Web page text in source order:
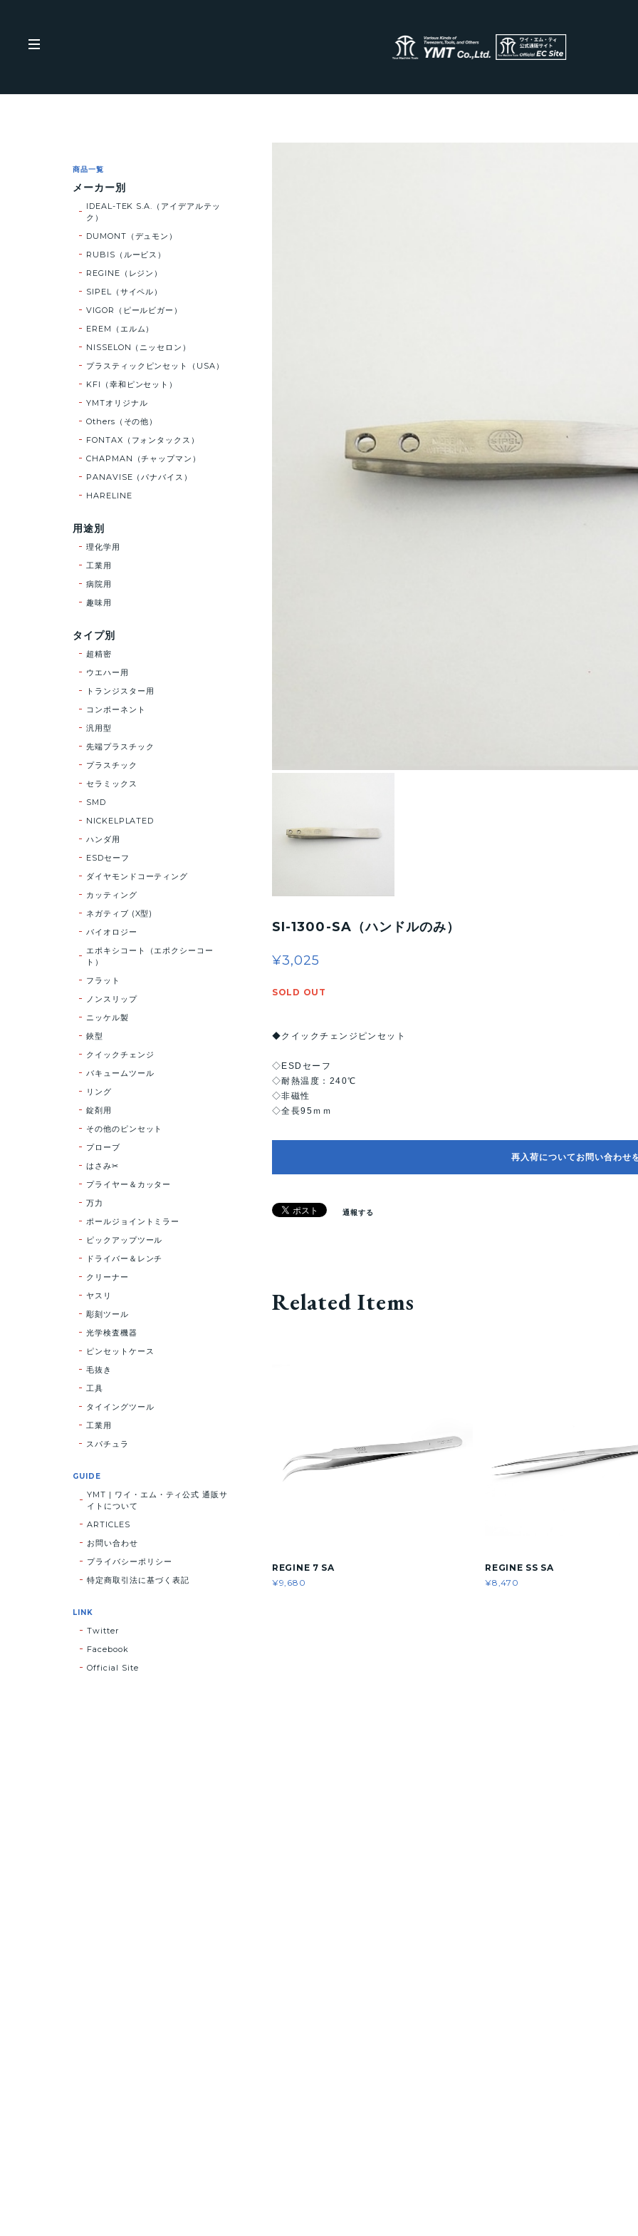
SI-1300-SA（ハンドルのみ）
¥3,025
SOLD OUT
◆クイックチェンジピンセット
◇ESDセーフ
◇耐熱温度：240℃
◇非磁性
◇全長95ｍｍ
再入荷についてお問い合わせ
通報する
Related Items
REGINE 7 SA
¥9,680
REGINE SS SA
¥8,470
商品一覧
メーカー別
IDEAL-TEK S.A.（アイデアルテッ
ク）
DUMONT（デュモン）
RUBIS（ルービス）
REGINE（レジン）
SIPEL（サイペル）
VIGOR（ピールビガー）
EREM（エルム）
NISSELON（ニッセロン）
プラスティックピンセット（USA）
KFI（幸和ピンセット）
YMTオリジナル
Others（その他）
FONTAX（フォンタックス）
CHAPMAN（チャップマン）
PANAVISE（パナバイス）
HARELINE
用途別
理化学用
工業用
病院用
趣味用
タイプ別
超精密
ウエハー用
トランジスター用
コンポーネント
汎用型
先端プラスチック
プラスチック
セラミックス
SMD
NICKELPLATED
ハンダ用
ESDセーフ
ダイヤモンドコーティング
カッティング
ネガティブ (X型)
バイオロジー
エポキシコート（エポクシーコー
ト）
フラット
ノンスリップ
ニッケル製
鋏型
クイックチェンジ
バキュームツール
リング
錠剤用
その他のピンセット
プローブ
はさみ✂
プライヤー＆カッター
万力
ポールジョイントミラー
ピックアップツール
ドライバー＆レンチ
クリーナー
ヤスリ
彫刻ツール
光学検査機器
ピンセットケース
毛抜き
工具
タイイングツール
工業用
スパチュラ
GUIDE
YMT | ワイ・エム・ティ公式 通販サ
イトについて
ARTICLES
お問い合わせ
プライバシーポリシー
特定商取引法に基づく表記
LINK
Twitter
Facebook
Official Site